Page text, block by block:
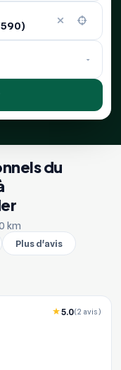
du
km
Plus d'avis
5.0(2 avis)